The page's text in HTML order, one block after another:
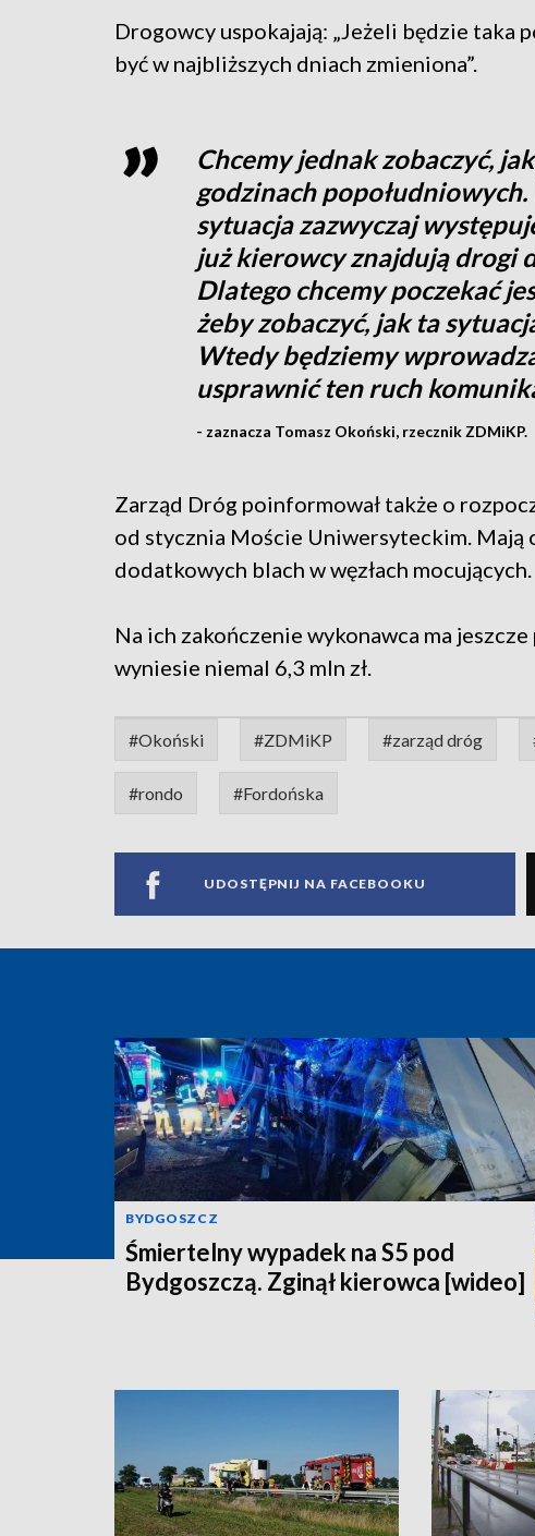
Drogowcy uspokajają: „Jeżeli będzie taka
być w najbliższych dniach zmieniona”.
Chcemy jednak zobaczyć,
godzinach
sytuacja zazwyczaj
już kierowcy znajdują drogi
Dlatego chcemy poczekać
żeby zobaczyć, jak ta
Wtedy będziemy
usprawnić ten ruch
- zaznacza Tomasz Okoński, rzecznik ZDMiKP.
Zarząd Dróg poinformował także o
od stycznia Moście Uniwersyteckim. Mają
dodatkowych blach w węzłach mocujących.
Na ich zakończenie wykonawca ma
wyniesie niemal 6,3 mln zł.
#Okoński #ZDMiKP #zarząd dróg
#rondo #Fordońska
UDOSTĘPNIJ NA FACEBOOKU
BYDGOSZCZ
Śmiertelny wypadek na S5 pod
Bydgoszczą. Zginął kierowca [wideo]